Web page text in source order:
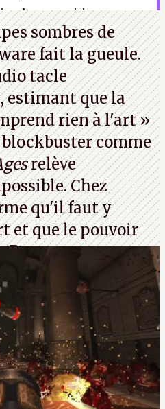
des apparitions
dans mes jeux vidéo de
une part de budget).
sombres de
fait la gueule.
tacle
, estimant que la
rien à l'art »
comme
relève
Chez
qu'il faut y
et que le pouvoir
P.